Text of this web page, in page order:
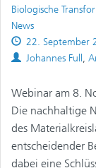
in
Biologische
News
Published
on
22. September
Authors
Johannes Full ,
Webinar am 8.
Die nachhaltige
des
entscheidender
dabei eine